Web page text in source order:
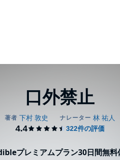
口外禁止
プレミアムプラン30日間無料